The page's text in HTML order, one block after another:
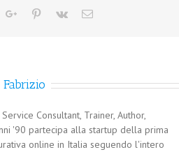
Google+Pinterest
Vk Email
Fabrizio
Consultant, Trainer, Author,
'90 partecipa alla startup della prima
online in Italia seguendo l'intero